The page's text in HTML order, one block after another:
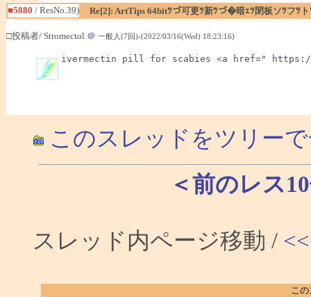
■5880 / ResNo.39) Re[2]: ArtTips 64bitﾂづ可更ﾂ新ﾂづ�暗ｪﾂ閉板ソﾂフﾂ
□投稿者/ Stromectol ＠ 一般人(7回)-(2022/03/16(Wed) 18:23:16)
ivermectin pill for scabies <a href="
このスレッドをツリー
＜前のレス
スレッド内ページ移動 / <<
こ